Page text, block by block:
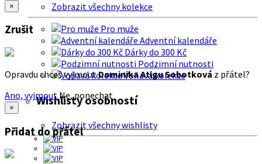
Zobrazit všechny kolekce
Pro muže
Adventní kalendáře
Dárky do 300 Kč
Podzimní nutnosti
Voňavá kolekce
Wishlisty osobností
Zobrazit všechny wishlisty
×
Zrušit
Opravdu chceš vyjmoutDominika Atigu Sobotková z přátel?
Ano, vyjmout Ne, ponechat
×
Přidat do přátel